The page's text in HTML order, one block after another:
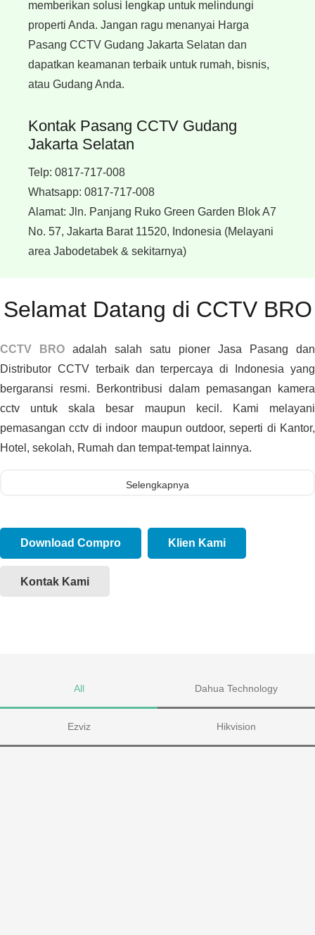
memberikan solusi lengkap untuk melindungi
properti Anda. Jangan ragu menanyai Harga
Pasang CCTV Gudang Jakarta Selatan dan
dapatkan keamanan terbaik untuk rumah, bisnis,
atau Gudang Anda.
Kontak Pasang CCTV Gudang
Jakarta Selatan
Telp: 0817-717-008
Whatsapp: 0817-717-008
Alamat: Jln. Panjang Ruko Green Garden Blok A7
No. 57, Jakarta Barat 11520, Indonesia (Melayani
area Jabodetabek & sekitarnya)
Selamat Datang di CCTV BRO
CCTV BRO adalah salah satu pioner Jasa Pasang dan
Distributor CCTV terbaik dan terpercaya di Indonesia yang
bergaransi resmi. Berkontribusi dalam pemasangan kamera
cctv untuk skala besar maupun kecil. Kami melayani
pemasangan cctv di indoor maupun outdoor, seperti di Kantor,
Hotel, sekolah, Rumah dan tempat-tempat lainnya.
Selengkapnya
Download Compro Klien Kami
Kontak Kami
All Dahua Technology
Ezviz Hikvision